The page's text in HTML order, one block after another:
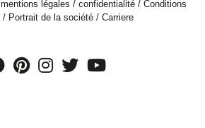
mentions légales / confidentialité / Conditions
/ Portrait de la société/ Carriere